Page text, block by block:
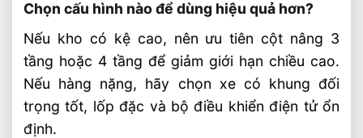
Chọn cấu hình nào để dùng hiệu quả hơn?
Nếu kho có kệ cao, nên ưu tiên cột nâng 3
tầng hoặc 4 tầng để giảm giới hạn chiều cao.
Nếu hàng nặng, hãy chọn xe có khung đối
trọng tốt, lốp đặc và bộ điều khiển điện tử ổn
định.